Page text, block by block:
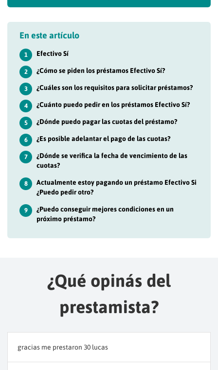
En este artículo
1 Efectivo Sí
2 ¿Cómo se piden los préstamos Efectivo Sí?
3 ¿Cuáles son los requisitos para solicitar préstamos?
4 ¿Cuánto puedo pedir en los préstamos Efectivo Sí?
5 ¿Dónde puedo pagar las cuotas del préstamo?
6 ¿Es posible adelantar el pago de las cuotas?
7
¿Dónde se verifica la fecha de vencimiento de las
cuotas?
8
Actualmente estoy pagando un préstamo Efectivo Si
¿Puedo pedir otro?
9
¿Puedo conseguir mejores condiciones en un
próximo préstamo?
¿Qué opinás del
prestamista?
gracias me prestaron 30 lucas